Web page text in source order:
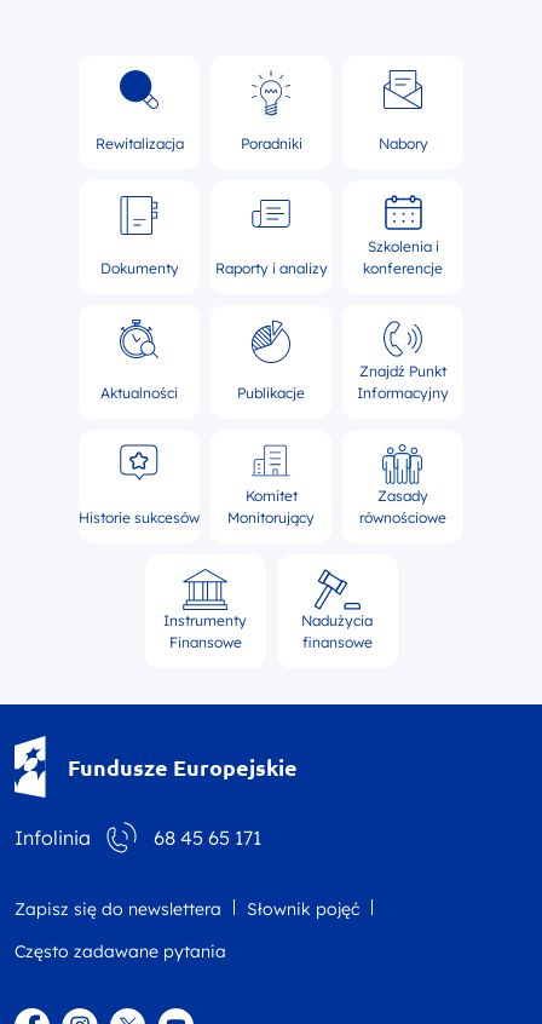
Rewitalizacja Poradniki Nabory
Dokumenty Raporty i analizy
Szkolenia i
konferencje
Aktualności Publikacje
Znajdź Punkt
Informacyjny
Historie sukcesów
Komitet
Monitorujący
Zasady
równościowe
Instrumenty
Finansowe
Nadużycia
finansowe
Fundusze Europejskie
Infolinia 68 45 65 171
Zapisz się do newslettera
Słownik pojęć
Często zadawane pytania